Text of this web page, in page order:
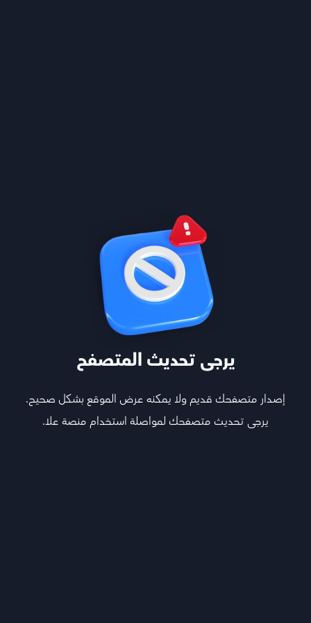
يرجى تحديث المتصفح
إصدار متصفحك قديم ولا يمكنه عرض الموقع بشكل صحيح.
يرجى تحديث متصفحك لمواصلة استخدام منصة علا.